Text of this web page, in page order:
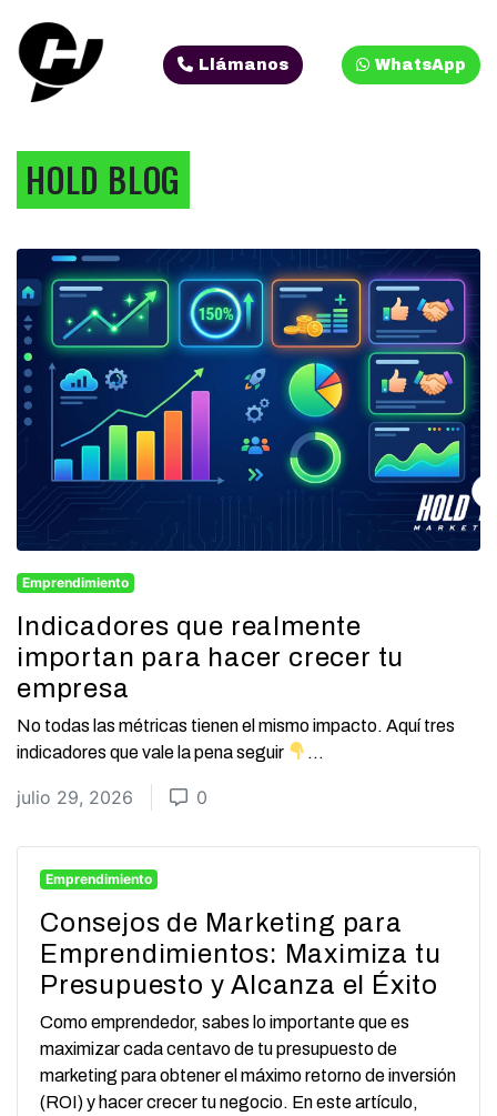
Llámanos WhatsApp
HOLD BLOG
Emprendimiento
Indicadores que realmente
importan para hacer crecer tu
empresa
No todas las métricas tienen el mismo impacto. Aquí tres
indicadores que vale la pena seguir
...
julio 29, 2026 0
Emprendimiento
Consejos de Marketing para
Emprendimientos: Maximiza tu
Presupuesto y Alcanza el Éxito
Como emprendedor, sabes lo importante que es
maximizar cada centavo de tu presupuesto de
marketing para obtener el máximo retorno de inversión
(ROI) y hacer crecer tu negocio. En este artículo,